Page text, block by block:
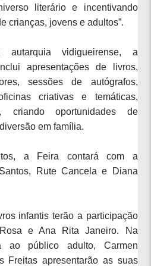
literário e incentivando
crianças, jovens e adultos”.
autarquia vidigueirense, a
apresentações de livros,
sessões de autógrafos,
criativas e temáticas,
criando oportunidades de
em família.
a Feira contará com a
Rute Cancela e Diana
infantis terão a participação
e Ana Rita Janeiro. Na
ao público adulto, Carmen
Freitas apresentarão as suas